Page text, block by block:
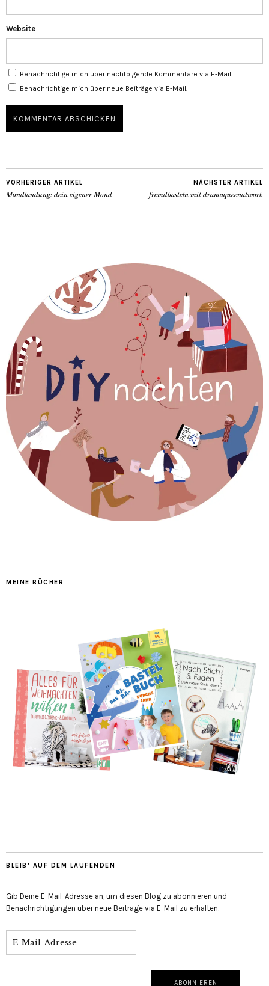
Website
Benachrichtige mich über nachfolgende Kommentare via E-Mail.
Benachrichtige mich über neue Beiträge via E-Mail.
VORHERIGER ARTIKEL
Mondlandung: dein eigener Mond
NÄCHSTER ARTIKEL
fremdbasteln mit dramaqueenatwork
MEINE BÜCHER
BLEIB' AUF DEM LAUFENDEN
Gib Deine E-Mail-Adresse an, um diesen Blog zu abonnieren und
Benachrichtigungen über neue Beiträge via E-Mail zu erhalten.